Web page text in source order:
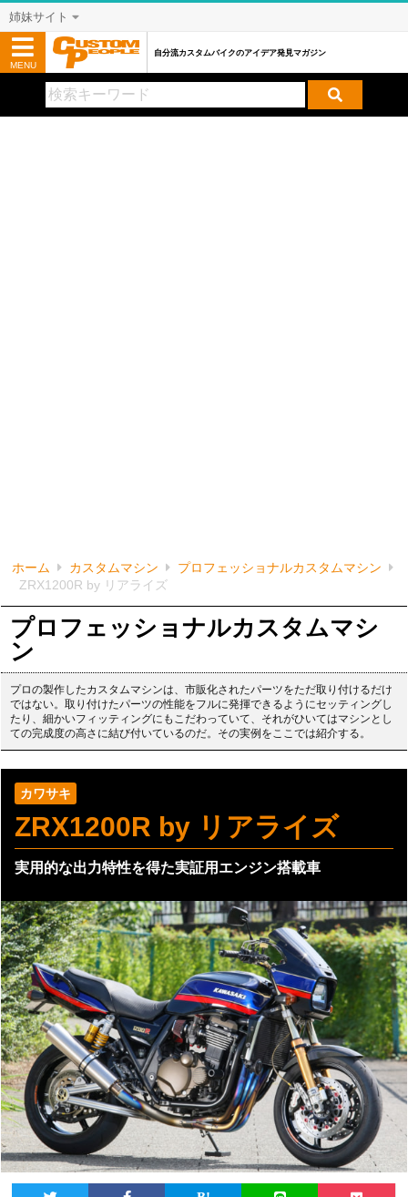
ホーム カスタムマシン
プロフェッショナルカスタムマシン
ZRX1200R by リアライズ
プロフェッショナルカスタムマシ
ン
プロの製作したカスタムマシンは、市販化されたパーツをただ取り付けるだけ
ではない。取り付けたパーツの性能をフルに発揮できるようにセッティングし
たり、細かいフィッティングにもこだわっていて、それがひいてはマシンとし
ての完成度の高さに結び付いているのだ。その実例をここでは紹介する。
カワサキ
ZRX1200R by リアライズ
実用的な出力特性を得た実証用エンジン搭載車
姉妹サイト
MENU
自分流カスタムバイクのアイデア発見マガジン